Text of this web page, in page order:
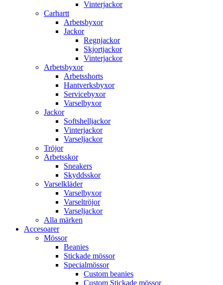
Vinterjackor
Carhartt
Arbetsbyxor
Jackor
Regnjackor
Skjortjackor
Vinterjackor
Arbetsbyxor
Arbetsshorts
Hantverksbyxor
Servicebyxor
Varselbyxor
Jackor
Softshelljackor
Vinterjackor
Varseljackor
Tröjor
Arbetsskor
Sneakers
Skyddsskor
Varselkläder
Varselbyxor
Varseltröjor
Varseljackor
Alla märken
Accesoarer
Mössor
Beanies
Stickade mössor
Specialmössor
Custom beanies
Custom Stickade mössor